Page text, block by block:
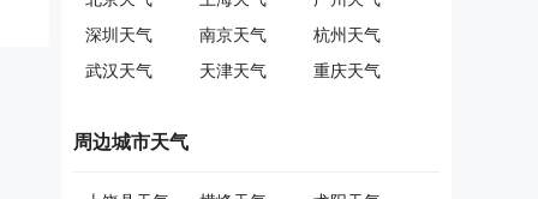
深圳天气
南京天气
杭州天气
武汉天气
天津天气 重庆天气
周边城市天气